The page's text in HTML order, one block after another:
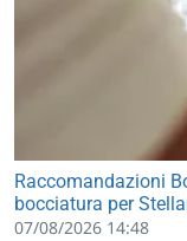
Raccomandazioni
bocciatura per
07/08/2026 14:48